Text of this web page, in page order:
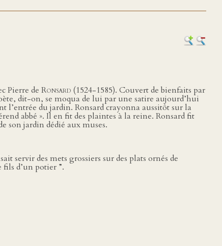
Pierre de Ronsard (1524-1585). Couvert de bienfaits par
dit-on, se moqua de lui par une satire aujourd’hui
du jardin. Ronsard crayonna aussitôt sur la
abbé ». Il en fit des plaintes à la reine. Ronsard fit
son jardin dédié aux muses.
servir des mets grossiers sur des plats ornés de
d’un potier ”.